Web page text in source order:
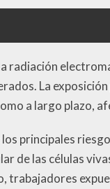
radiación
La
a largo plazo,
los principales
de las células
trabajadores